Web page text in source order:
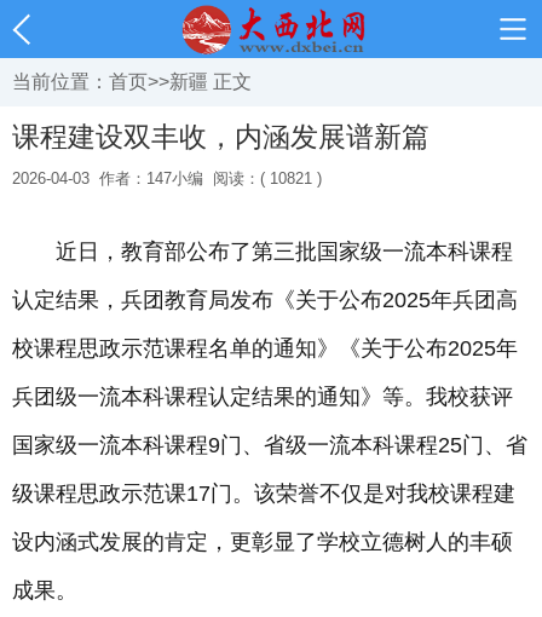
当前位置： 首页>>新疆 正文
课程建设双丰收，内涵发展谱新篇
2026-04-03 作者：147小编 阅读：( 10821 )
近日，教育部公布了第三批国家级一流本科课程
认定结果，兵团教育局发布《关于公布2025年兵团高
校课程思政示范课程名单的通知》《关于公布2025年
兵团级一流本科课程认定结果的通知》等。我校获评
国家级一流本科课程9门、省级一流本科课程25门、省
级课程思政示范课17门。该荣誉不仅是对我校课程建
设内涵式发展的肯定，更彰显了学校立德树人的丰硕
成果。